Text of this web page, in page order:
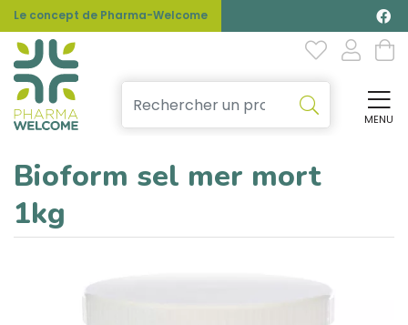
Le concept de Pharma-Welcome
MENU
Bioform sel mer mort
1kg